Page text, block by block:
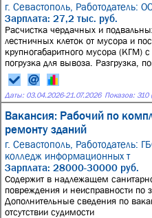
г. Севастополь, Работодатель:
Зарплата: 27,2 тыс. руб.
Расчистка чердачных и
лестничных клеток от мусора и
крупногабаритного мусора (КГМ)
погрузка для вывоза. Разгрузка,
Даты: 03.04.2026-21.07.2026 Показов: 310
Вакансия: Рабочий по
ремонту зданий
г. Севастополь, Работодатель:
колледж информационных т
Зарплата: 28000-30000 руб.
Содержит в надлежащем
повреждения и неисправности по
Дополнительные сведения по
отсутствии судимости